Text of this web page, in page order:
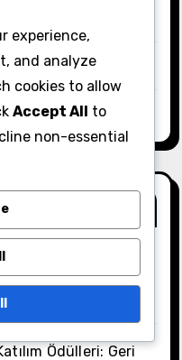
En iyi
etme, Etkili
Ödülleri: Geri
experience,
and analyze
cookies to allow
Accept All to
non-essential